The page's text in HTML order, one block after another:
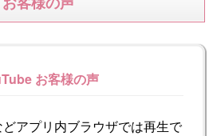
お客様の声
アプリ内ブラウザでは再生で